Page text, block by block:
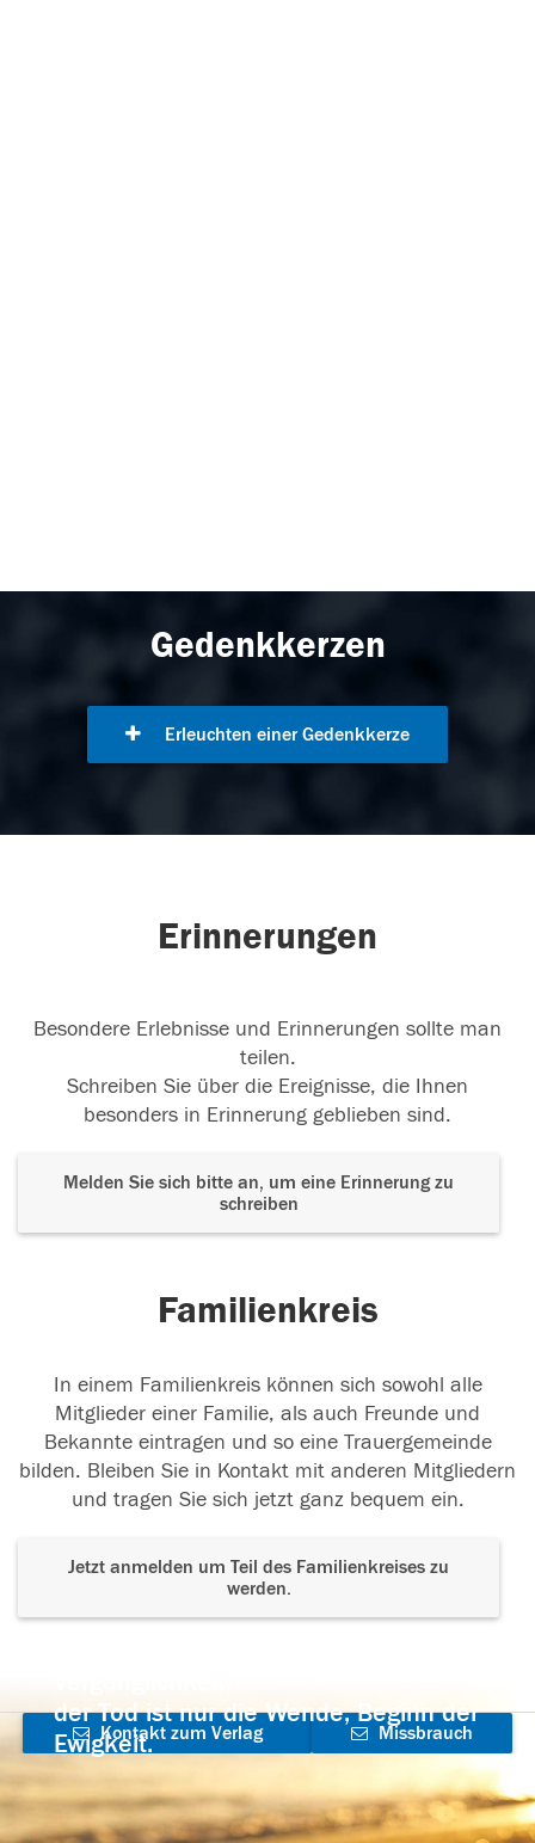
Gedenkkerzen
Erleuchten einer Gedenkkerze
Erinnerungen
Besondere Erlebnisse und Erinnerungen sollte man
teilen.
Schreiben Sie über die Ereignisse, die Ihnen
besonders in Erinnerung geblieben sind.
Melden Sie sich bitte an, um eine Erinnerung zu
schreiben
Familienkreis
In einem Familienkreis können sich sowohl alle
Mitglieder einer Familie, als auch Freunde und
Bekannte eintragen und so eine Trauergemeinde
bilden. Bleiben Sie in Kontakt mit anderen Mitgliedern
und tragen Sie sich jetzt ganz bequem ein.
Jetzt anmelden um Teil des Familienkreises zu
werden.
der Tod ist nur die Wende, Beginn der
Ewigkeit.
Kontakt zum Verlag
aufnehmen
Missbrauch